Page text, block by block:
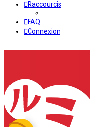
Raccourcis
FAQ
Connexion